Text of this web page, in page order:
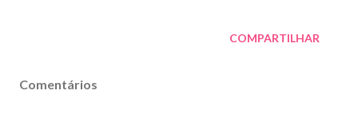
COMPARTILHAR
Comentários